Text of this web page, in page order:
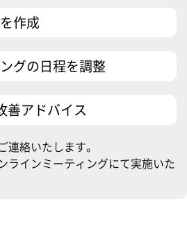
作成
グの日程を調整
善アドバイス
絡いたします。
ラインミーティングにて実施いた